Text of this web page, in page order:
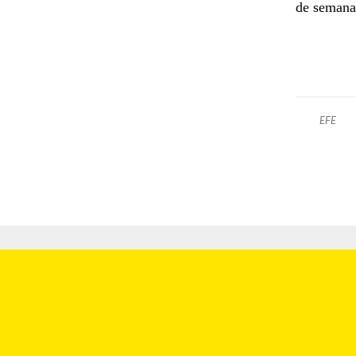
de
EFE